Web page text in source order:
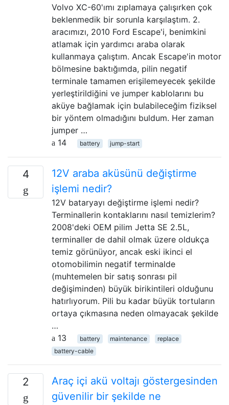
Volvo XC-60'ımı zıplamaya çalışırken çok
beklenmedik bir sorunla karşılaştım. 2.
aracımızı, 2010 Ford Escape'i, benimkini
atlamak için yardımcı araba olarak
kullanmaya çalıştım. Ancak Escape'in motor
bölmesine baktığımda, pilin negatif
terminale tamamen erişilemeyecek şekilde
yerleştirildiğini ve jumper kablolarını bu
aküye bağlamak için bulabileceğim fiziksel
bir yöntem olmadığını buldum. Her zaman
jumper …
14
battery jump-start
4
12V araba aküsünü değiştirme
işlemi nedir?
12V bataryayı değiştirme işlemi nedir?
Terminallerin kontaklarını nasıl temizlerim?
2008'deki OEM pilim Jetta SE 2.5L,
terminaller de dahil olmak üzere oldukça
temiz görünüyor, ancak eski ikinci el
otomobilimin negatif terminalde
(muhtemelen bir satış sonrası pil
değişiminden) büyük birikintileri olduğunu
hatırlıyorum. Pili bu kadar büyük tortuların
ortaya çıkmasına neden olmayacak şekilde
…
13
battery maintenance
replace
battery-cable
2
Araç içi akü voltajı göstergesinden
güvenilir bir şekilde ne